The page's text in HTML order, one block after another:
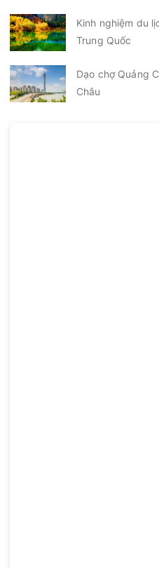
Kinh nghiệm du
Trung Quốc
Dạo chợ Quảng
Châu